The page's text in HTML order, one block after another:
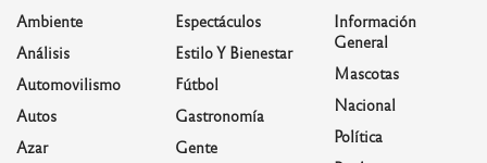
Ambiente
Análisis
Automovilismo
Autos
Azar
Espectáculos
Estilo Y Bienestar
Fútbol
Gastronomía
Gente
Información
General
Mascotas
Nacional
Política